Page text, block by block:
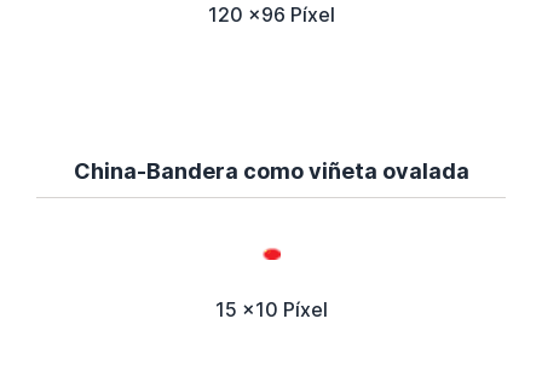
120 x96 Píxel
China-Bandera como viñeta ovalada
15 x10 Píxel